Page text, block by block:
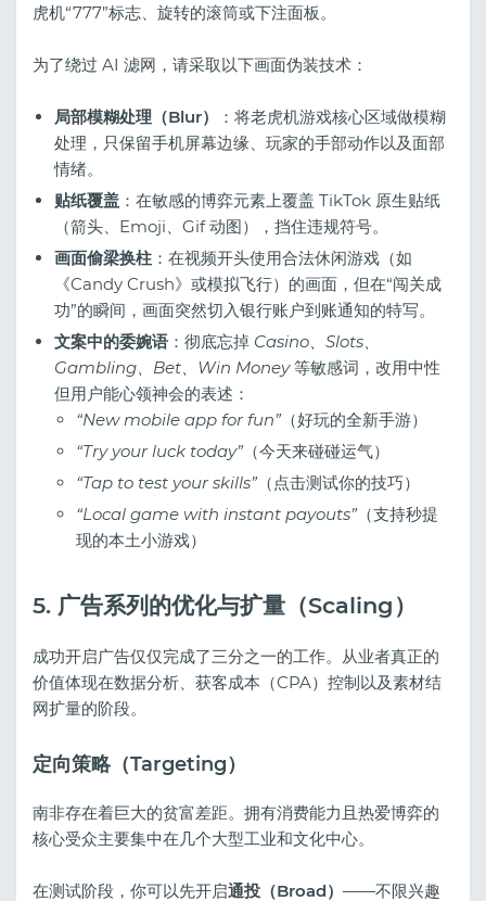
虎机“777”标志、旋转的滚筒或下注面板。
为了绕过 AI 滤网，请采取以下画面伪装技术：
局部模糊处理（Blur）
：将老虎机游戏核心区域做模糊
处理，只保留手机屏幕边缘、玩家的手部动作以及面部
情绪。
贴纸覆盖 ：在敏感的博弈元素上覆盖 TikTok 原生贴纸
（箭头、Emoji、Gif 动图），挡住违规符号。
画面偷梁换柱 ：在视频开头使用合法休闲游戏（如
《Candy Crush》或模拟飞行）的画面，但在“闯关成
功”的瞬间，画面突然切入银行账户到账通知的特写。
文案中的委婉语 ：彻底忘掉 Casino、Slots、
Gambling、Bet、Win Money等敏感词，改用中性
但用户能心领神会的表述：
“New mobile app for fun” （好玩的全新手游）
“Try your luck today” （今天来碰碰运气）
“Tap to test your skills” （点击测试你的技巧）
“Local game with instant payouts” （支持秒提
现的本土小游戏）
5. 广告系列的优化与扩量（Scaling）
成功开启广告仅仅完成了三分之一的工作。从业者真正的
价值体现在数据分析、获客成本（CPA）控制以及素材结
网扩量的阶段。
定向策略（Targeting）
南非存在着巨大的贫富差距。拥有消费能力且热爱博弈的
核心受众主要集中在几个大型工业和文化中心。
在测试阶段，你可以先开启通投（Broad） ——不限兴趣